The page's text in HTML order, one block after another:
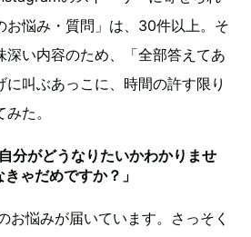
お悩み・質問」は、30件以上。そ
深い内容のため、「全部答えてあ
に叫ぶあっこに、時間の許す限り
た。
分がどうなりたいかわかりませ
ゃだめですか？」
悩みが届いています。さっそく